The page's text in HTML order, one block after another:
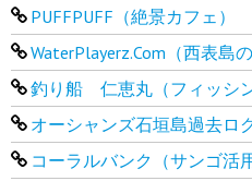
PUFFPUFF（絶景カフェ）
WaterPlayerz.Com（西表島
釣り船 仁恵丸（フィッシ
オーシャンズ石垣島過去ロ
コーラルバンク（サンゴ活